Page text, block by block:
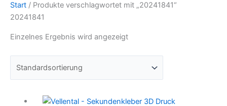
Start / Produkte verschlagwortet mit „20241841“
20241841
Einzelnes Ergebnis wird angezeigt